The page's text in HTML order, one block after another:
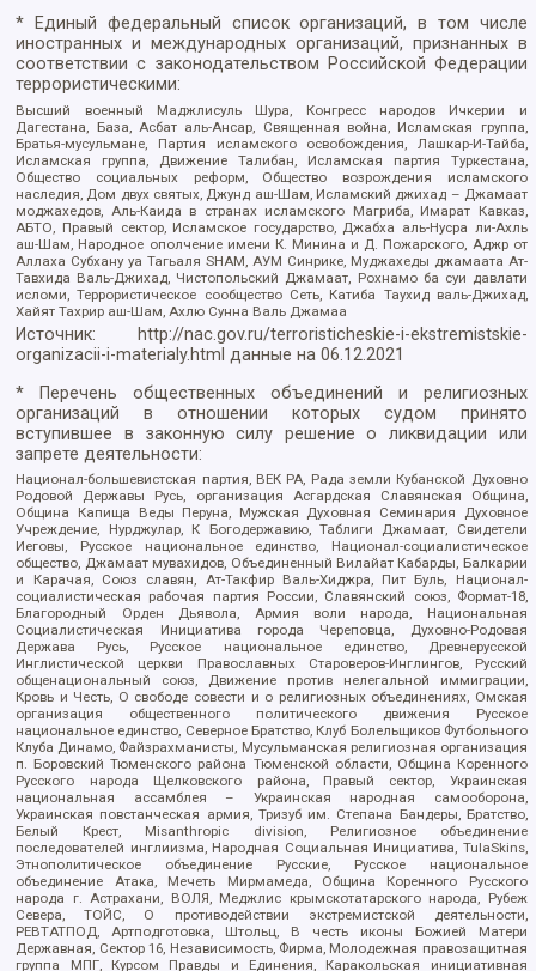
* Единый федеральный список организаций, в том числе
иностранных и международных организаций, признанных в
соответствии с законодательством Российской Федерации
террористическими:
Высший военный Маджлисуль Шура, Конгресс народов Ичкерии и
Дагестана, База, Асбат аль-Ансар, Священная война, Исламская группа,
Братья-мусульмане, Партия исламского освобождения, Лашкар-И-Тайба,
Исламская группа, Движение Талибан, Исламская партия Туркестана,
Общество социальных реформ, Общество возрождения исламского
наследия, Дом двух святых, Джунд аш-Шам, Исламский джихад – Джамаат
моджахедов, Аль-Каида в странах исламского Магриба, Имарат Кавказ,
АБТО, Правый сектор, Исламское государство, Джабха аль-Нусра ли-Ахль
аш-Шам, Народное ополчение имени К. Минина и Д. Пожарского, Аджр от
Аллаха Субхану уа Тагьаля SHAM, АУМ Синрике, Муджахеды джамаата Ат-
Тавхида Валь-Джихад, Чистопольский Джамаат, Рохнамо ба суи давлати
исломи, Террористическое сообщество Сеть, Катиба Таухид валь-Джихад,
Хайят Тахрир аш-Шам, Ахлю Сунна Валь Джамаа
Источник:
http://nac.gov.ru/terroristicheskie-i-ekstremistskie-
organizacii-i-materialy.html данные на06.12.2021
* Перечень общественных объединений и религиозных
организаций в отношении которых судом принято
вступившее в законную силу решение о ликвидации или
запрете деятельности:
Национал-большевистская партия, ВЕК РА, Рада земли Кубанской Духовно
Родовой Державы Русь, организация Асгардская Славянская Община,
Община Капища Веды Перуна, Мужская Духовная Семинария Духовное
Учреждение, Нурджулар, К Богодержавию, Таблиги Джамаат, Свидетели
Иеговы, Русское национальное единство, Национал-социалистическое
общество, Джамаат мувахидов, Объединенный Вилайат Кабарды, Балкарии
и Карачая, Союз славян, Ат-Такфир Валь-Хиджра, Пит Буль, Национал-
социалистическая рабочая партия России, Славянский союз, Формат-18,
Благородный Орден Дьявола, Армия воли народа, Национальная
Социалистическая Инициатива города Череповца, Духовно-Родовая
Держава Русь, Русское национальное единство, Древнерусской
Инглистической церкви Православных Староверов-Инглингов, Русский
общенациональный союз, Движение против нелегальной иммиграции,
Кровь и Честь, О свободе совести и о религиозных объединениях, Омская
организация общественного политического движения Русское
национальное единство, Северное Братство, Клуб Болельщиков Футбольного
Клуба Динамо, Файзрахманисты, Мусульманская религиозная организация
п. Боровский Тюменского района Тюменской области, Община Коренного
Русского народа Щелковского района, Правый сектор, Украинская
национальная ассамблея – Украинская народная самооборона,
Украинская повстанческая армия, Тризуб им. Степана Бандеры, Братство,
Белый Крест, Misanthropic division, Религиозное объединение
последователей инглиизма, Народная Социальная Инициатива, TulaSkins,
Этнополитическое объединение Русские, Русское национальное
объединение Атака, Мечеть Мирмамеда, Община Коренного Русского
народа г. Астрахани, ВОЛЯ, Меджлис крымскотатарского народа, Рубеж
Севера, ТОЙС, О противодействии экстремистской деятельности,
РЕВТАТПОД, Артподготовка, Штольц, В честь иконы Божией Матери
Державная, Сектор 16, Независимость, Фирма, Молодежная правозащитная
группа МПГ, Курсом Правды и Единения, Каракольская инициативная